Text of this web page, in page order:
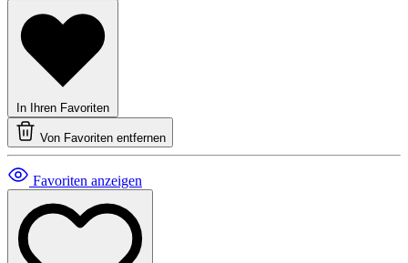
In Ihren Favoriten
Von Favoriten entfernen
Favoriten anzeigen